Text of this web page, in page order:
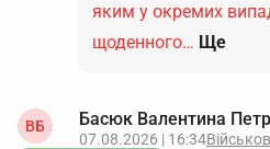
яким у окремих
щоденного… Ще
ВБ Басюк Валентина
07.08.2026 | 16:34